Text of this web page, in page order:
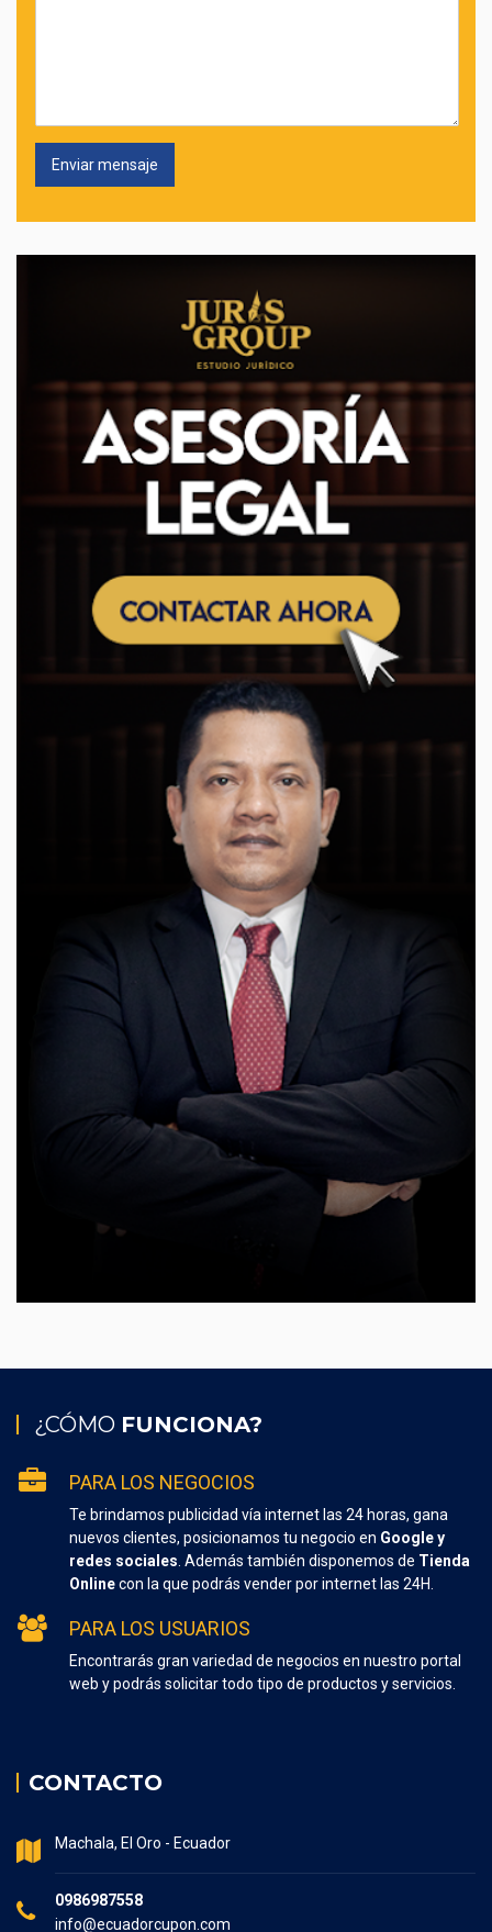
¿CÓMO FUNCIONA?
PARA LOS NEGOCIOS
Te brindamos publicidad vía internet las 24 horas, gana
nuevos clientes, posicionamos tu negocio en Google y
redes sociales . Además también disponemos de Tienda
Onlinecon la que podrás vender por internet las 24H.
PARA LOS USUARIOS
Encontrarás gran variedad de negocios en nuestro portal
web y podrás solicitar todo tipo de productos y servicios.
CONTACTO
Machala, El Oro - Ecuador
0986987558
info@ecuadorcupon.com